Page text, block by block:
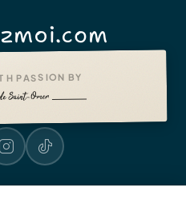
PASSION BY